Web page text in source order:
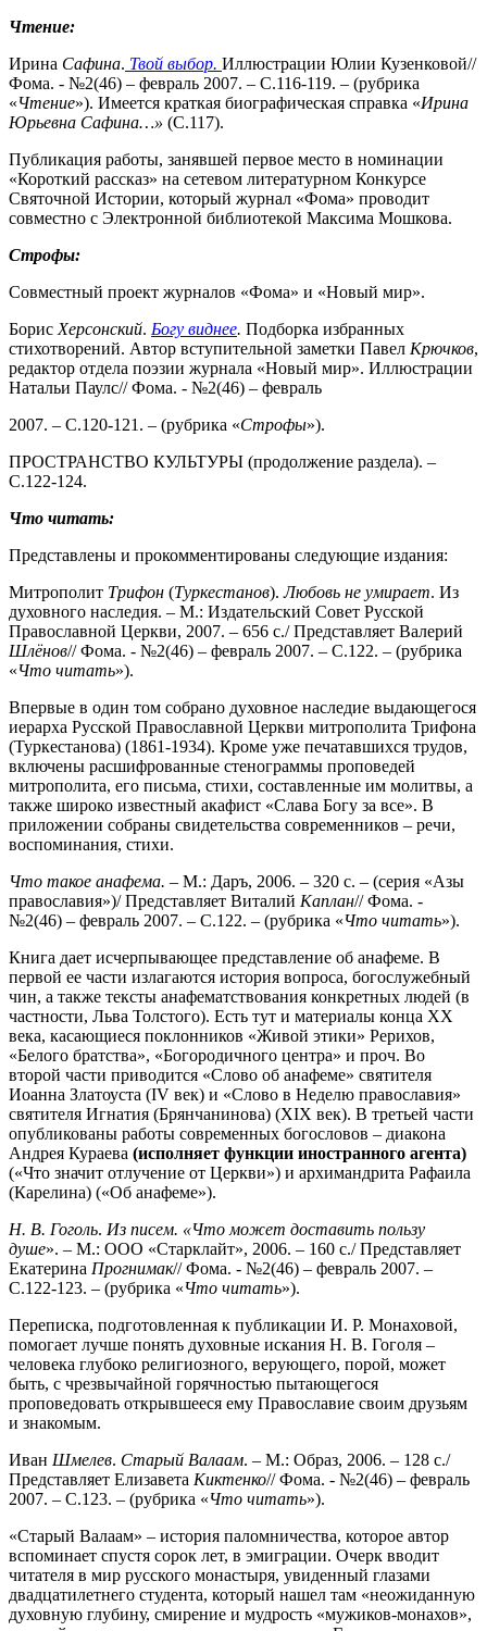
Чтение:
Ирина Сафина. Твой выбор. Иллюстрации Юлии Кузенковой//
Фома. - №2(46) – февраль 2007. – С.116-119. – (рубрика
«Чтение»). Имеется краткая биографическая справка «Ирина
Юрьевна Сафина…» (С.117).
Публикация работы, занявшей первое место в номинации
«Короткий рассказ» на сетевом литературном Конкурсе
Святочной Истории, который журнал «Фома» проводит
совместно с Электронной библиотекой Максима Мошкова.
Строфы:
Совместный проект журналов «Фома» и «Новый мир».
Борис Херсонский. Богу виднее. Подборка избранных
стихотворений. Автор вступительной заметки Павел Крючков,
редактор отдела поэзии журнала «Новый мир». Иллюстрации
Натальи Паулс// Фома. - №2(46) – февраль
– С.120-121. – (рубрика «Строфы»).
ПРОСТРАНСТВО КУЛЬТУРЫ (продолжение раздела). –
С.122-124.
Что читать:
Представлены и прокомментированы следующие издания:
Митрополит Трифон (Туркестанов).Любовь не умирает. Из
духовного наследия. – М.: Издательский Совет Русской
Православной Церкви, 2007. – 656 с./ Представляет Валерий
Шлёнов// Фома. - №2(46) – февраль 2007. – С.122. – (рубрика
«Что читать»).
Впервые в один том собрано духовное наследие выдающегося
иерарха Русской Православной Церкви митрополита Трифона
(Туркестанова) (1861-1934). Кроме уже печатавшихся трудов,
включены расшифрованные стенограммы проповедей
митрополита, его письма, стихи, составленные им молитвы, а
также широко известный акафист «Слава Богу за все». В
приложении собраны свидетельства современников – речи,
воспоминания, стихи.
Что такое анафема. – М.: Даръ, 2006. – 320 с. – (серия «Азы
православия»)/ Представляет Виталий Каплан// Фома. -
№2(46) – февраль 2007. – С.122. – (рубрика «Что читать»).
Книга дает исчерпывающее представление об анафеме. В
первой ее части излагаются история вопроса, богослужебный
чин, а также тексты анафематствования конкретных людей (в
частности, Льва Толстого). Есть тут и материалы конца ХХ
века, касающиеся поклонников «Живой этики» Рерихов,
«Белого братства», «Богородичного центра» и проч. Во
второй части приводится «Слово об анафеме» святителя
Иоанна Златоуста (IV век) и «Слово в Неделю православия»
святителя Игнатия (Брянчанинова) (XIX век). В третьей части
опубликованы работы современных богословов – диакона
Андрея Кураева (исполняет функции иностранного агента)
(«Что значит отлучение от Церкви») и архимандрита Рафаила
(Карелина) («Об анафеме»).
Н. В. Гоголь. Из писем. «Что может доставить пользу
душе». – М.: ООО «Старклайт», 2006. – 160 с./ Представляет
Екатерина Прогнимак// Фома. - №2(46) – февраль 2007. –
С.122-123. – (рубрика «Что читать»).
Переписка, подготовленная к публикации И. Р. Монаховой,
помогает лучше понять духовные искания Н. В. Гоголя –
человека глубоко религиозного, верующего, порой, может
быть, с чрезвычайной горячностью пытающегося
проповедовать открывшееся ему Православие своим друзьям
и знакомым.
Иван Шмелев. Старый Валаам. – М.: Образ, 2006. – 128 с./
Представляет Елизавета Киктенко// Фома. - №2(46) – февраль
2007. – С.123. – (рубрика «Что читать»).
«Старый Валаам» – история паломничества, которое автор
вспоминает спустя сорок лет, в эмиграции. Очерк вводит
читателя в мир русского монастыря, увиденный глазами
двадцатилетнего студента, который нашел там «неожиданную
духовную глубину, смирение и мудрость «мужиков-монахов»,